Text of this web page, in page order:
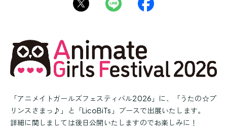
「アニメイトガールズフェスティバル2026」に、「うたの☆プ
リンスさまっ♪」と「LicoBiTs」ブースで出展いたします。
詳細に関しましては後日公開いたしますのでお楽しみに！